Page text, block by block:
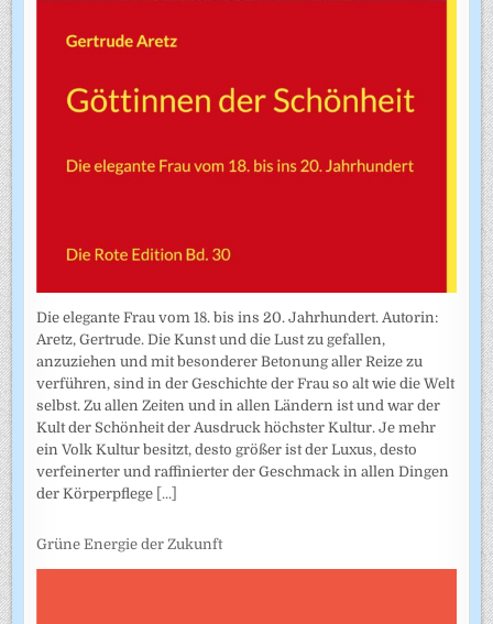
Die elegante Frau vom 18. bis ins 20. Jahrhundert. Autorin:
Aretz, Gertrude. Die Kunst und die Lust zu gefallen,
anzuziehen und mit besonderer Betonung aller Reize zu
verführen, sind in der Geschichte der Frau so alt wie die Welt
selbst. Zu allen Zeiten und in allen Ländern ist und war der
Kult der Schönheit der Ausdruck höchster Kultur. Je mehr
ein Volk Kultur besitzt, desto größer ist der Luxus, desto
verfeinerter und raffinierter der Geschmack in allen Dingen
der Körperpflege [...]
Grüne Energie der Zukunft